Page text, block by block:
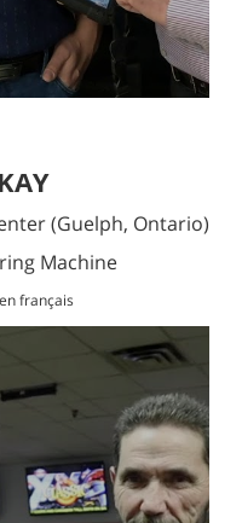
(Guelph, Ontario)
Machine
français